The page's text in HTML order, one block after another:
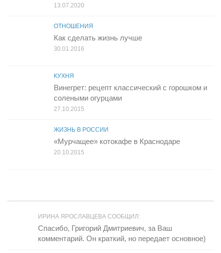
13.07.2020
ОТНОШЕНИЯ
Как сделать жизнь лучше
30.01.2016
КУХНЯ
Винегрет: рецепт классический с горошком и
солеными огурцами
27.10.2015
ЖИЗНЬ В РОССИИ
«Мурчащее» котокафе в Краснодаре
20.10.2015
ИРИНА ЯРОСЛАВЦЕВА СООБЩИЛ:
Спасибо, Григорий Дмитриевич, за Ваш
комментарий. Он краткий, но передает основное)